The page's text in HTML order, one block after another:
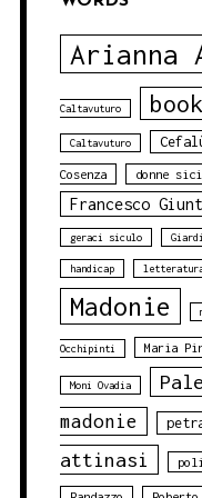
Arianna
Caltavuturo
Caltavuturo
Cosenza donne
Francesco
geraci siculo
handicap
Madonie
Occhipinti Maria
Moni Ovadia
madonie
attinasi